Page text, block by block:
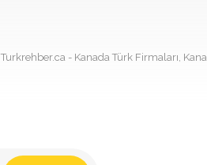
Turkrehber.ca - Kanada Türk Firmaları,